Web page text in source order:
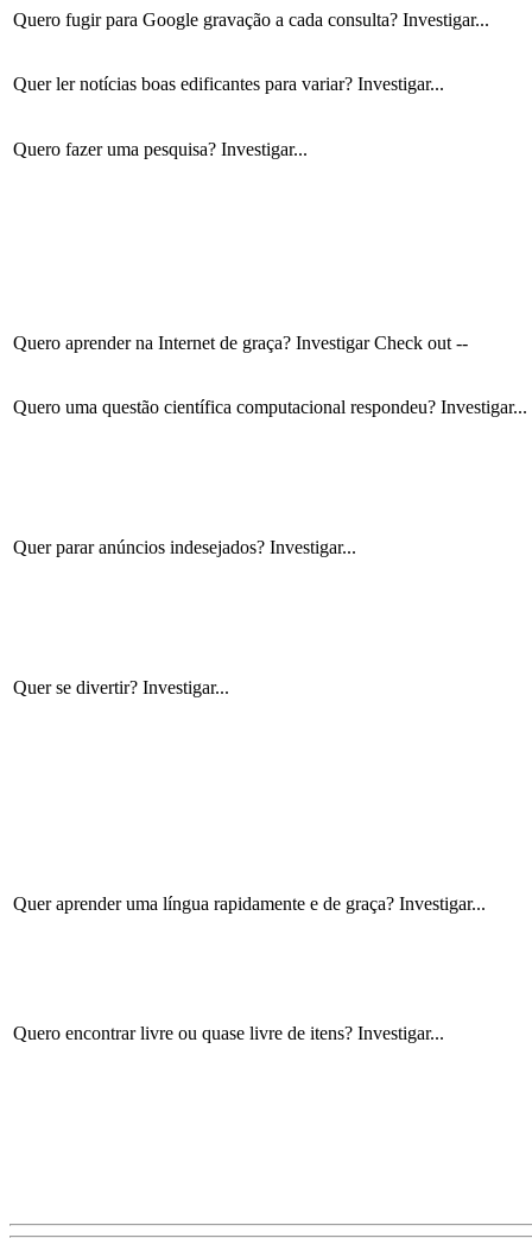
Quero fugir para Google gravação a cada consulta? Investigar...
Quer ler notícias boas edificantes para variar? Investigar...
Quero fazer uma pesquisa? Investigar...
Quero aprender na Internet de graça? Investigar Check out --
Quero uma questão científica computacional respondeu? Investigar...
Quer parar anúncios indesejados? Investigar...
Quer se divertir? Investigar...
Quer aprender uma língua rapidamente e de graça? Investigar...
Quero encontrar livre ou quase livre de itens? Investigar...